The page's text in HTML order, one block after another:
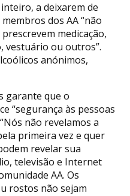
a deixarem de
dos AA “não
medicação,
vestuário ou outros”.
anónimos,
garante que o
“segurança às pessoas
não revelamos a
primeira vez e quer
revelar sua
televisão e Internet
AA. Os
rostos não sejam